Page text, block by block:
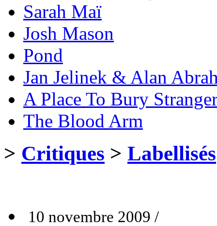
Sarah Maï
Josh Mason
Pond
Jan Jelinek & Alan
A Place To Bury
The Blood Arm
> Critiques > Labellisés
10 novembre 2009 /